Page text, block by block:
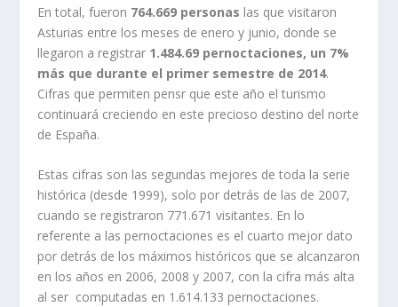
En total, fueron 764.669 personas las que visitaron
Asturias entre los meses de enero y junio, donde se
llegaron a registrar 1.484.69 pernoctaciones, un 7%
más que durante el primer semestre de 2014.
Cifras que permiten pensr que este año el turismo
continuará creciendo en este precioso destino del norte
de España.
Estas cifras son las segundas mejores de toda la serie
histórica (desde 1999), solo por detrás de las de 2007,
cuando se registraron 771.671 visitantes. En lo
referente a las pernoctaciones es el cuarto mejor dato
por detrás de los máximos históricos que se alcanzaron
en los años en 2006, 2008 y 2007, con la cifra más alta
al ser computadas en 1.614.133 pernoctaciones.